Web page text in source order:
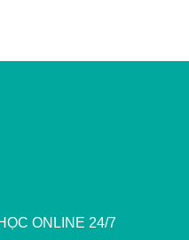
ONLINE 24/7